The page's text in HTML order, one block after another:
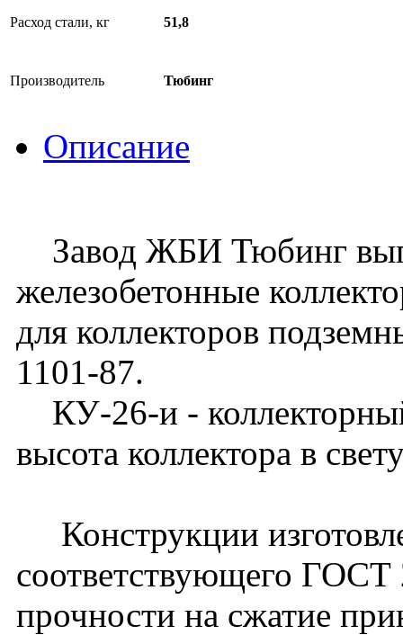
Расход стали, кг 51,8
Производитель Тюбинг
Описание
Завод ЖБИ Тюбинг
железобетонные
для коллекторов
1101-87.
КУ-26-и -
высота коллектора в
Конструкции
соответствующего ГОСТ
прочности на сжатие